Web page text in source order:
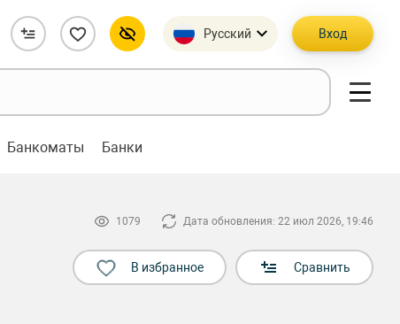
Русский Вход
Банкоматы Банки
1079 Дата обновления: 22 июл 2026, 19:46
В избранное Сравнить